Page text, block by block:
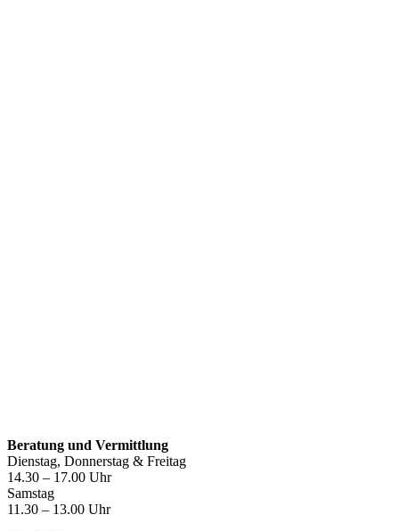
Beratung und Vermittlung
Dienstag, Donnerstag & Freitag
14.30 – 17.00 Uhr
Samstag
11.30 – 13.00 Uhr